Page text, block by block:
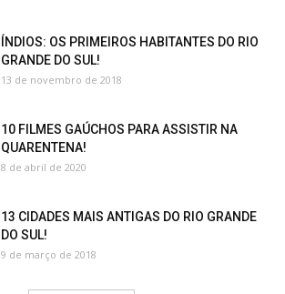
ÍNDIOS: OS PRIMEIROS HABITANTES DO RIO
GRANDE DO SUL!
13 de novembro de 2018
10 FILMES GAÚCHOS PARA ASSISTIR NA
QUARENTENA!
8 de abril de 2020
13 CIDADES MAIS ANTIGAS DO RIO GRANDE
DO SUL!
9 de março de 2018